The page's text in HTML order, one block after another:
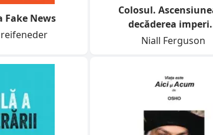
Fake News
Colosul.
decăderea
Niall Ferguson